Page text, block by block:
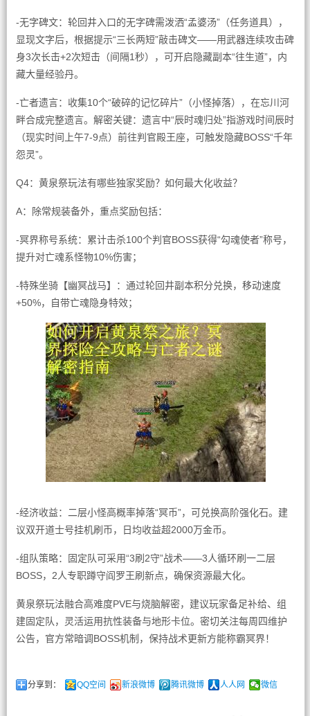
-无字碑文：轮回井入口的无字碑需泼洒“孟婆汤”（任务道具），
显现文字后，根据提示“三长两短”敲击碑文——用武器连续攻击碑
身3次长击+2次短击（间隔1秒），可开启隐藏副本“往生道”，内
藏大量经验丹。
-亡者遗言：收集10个“破碎的记忆碎片”（小怪掉落），在忘川河
畔合成完整遗言。解密关键：遗言中“辰时魂归处”指游戏时间辰时
（现实时间上午7-9点）前往判官殿王座，可触发隐藏BOSS“千年
怨灵”。
Q4：黄泉祭玩法有哪些独家奖励？如何最大化收益？
A：除常规装备外，重点奖励包括：
-冥界称号系统：累计击杀100个判官BOSS获得“勾魂使者”称号，
提升对亡魂系怪物10%伤害；
-特殊坐骑【幽冥战马】：通过轮回井副本积分兑换，移动速度
+50%，自带亡魂隐身特效；
-经济收益：二层小怪高概率掉落“冥币”，可兑换高阶强化石。建
议双开道士号挂机刷币，日均收益超2000万金币。
-组队策略：固定队可采用“3刷2守”战术——3人循环刷一二层
BOSS，2人专职蹲守阎罗王刷新点，确保资源最大化。
黄泉祭玩法融合高难度PVE与烧脑解密，建议玩家备足补给、组
建固定队，灵活运用抗性装备与地形卡位。密切关注每周四维护
公告，官方常暗调BOSS机制，保持战术更新方能称霸冥界！
分享到： QQ空间 新浪微博 腾讯微博 人人网 微信